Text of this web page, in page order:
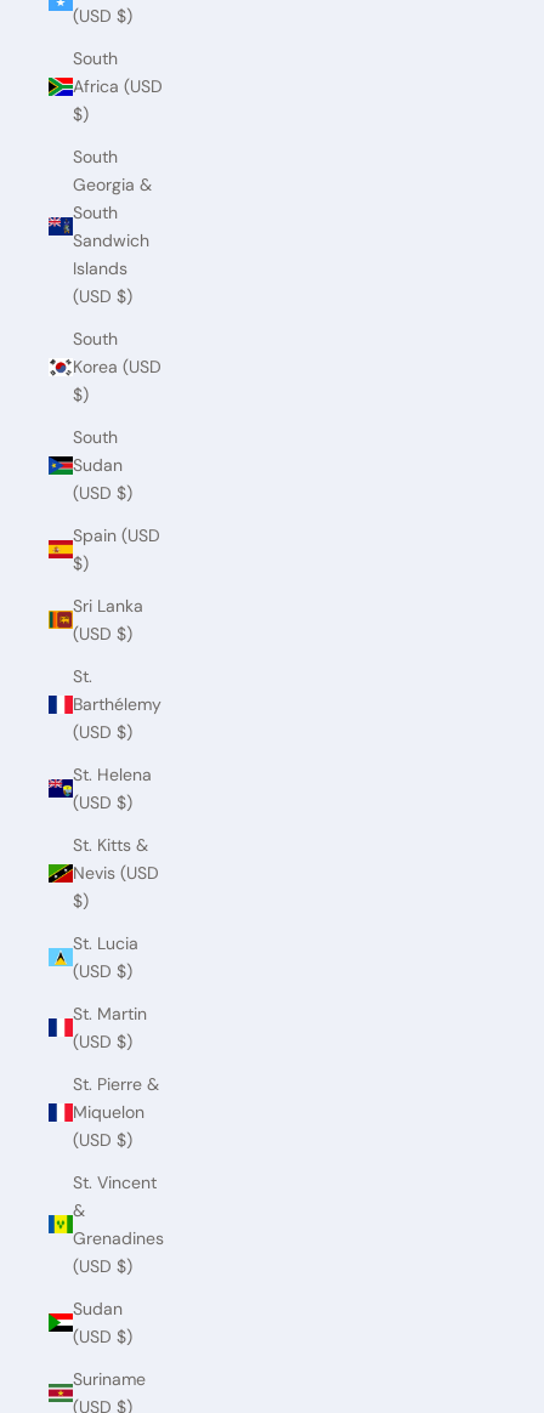
(USD $)
South
Africa (USD
$)
South
Georgia &
South
Sandwich
Islands
(USD $)
South
Korea (USD
$)
South
Sudan
(USD $)
Spain (USD
$)
Sri Lanka
(USD $)
St.
Barthélemy
(USD $)
St. Helena
(USD $)
St. Kitts &
Nevis (USD
$)
St. Lucia
(USD $)
St. Martin
(USD $)
St. Pierre &
Miquelon
(USD $)
St. Vincent
&
Grenadines
(USD $)
Sudan
(USD $)
Suriname
(USD $)